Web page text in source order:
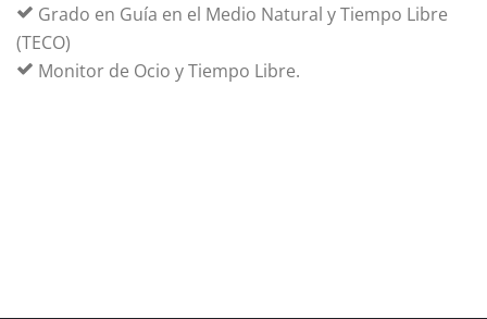
Grado en Guía en el Medio Natural y Tiempo Libre
(TECO)
Monitor de Ocio y Tiempo Libre.